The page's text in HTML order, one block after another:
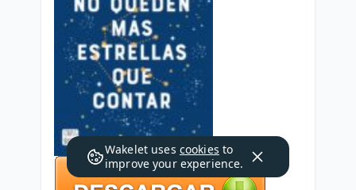
Wakelet uses cookies to
improve your experience.